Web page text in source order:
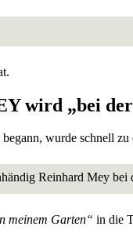
wird „bei
wurde schnell
Reinhard Mey bei
meinem Garten“ in die